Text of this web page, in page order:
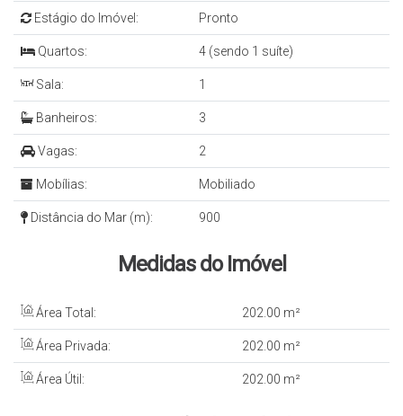
Estágio do Imóvel: Pronto
Quartos: 4 (sendo 1 suíte)
Sala: 1
Banheiros: 3
Vagas: 2
Mobílias: Mobiliado
Distância do Mar (m): 900
Medidas do Imóvel
Área Total: 202 .00 m²
Área Privada: 202 .00 m²
Área Útil: 202 .00 m²